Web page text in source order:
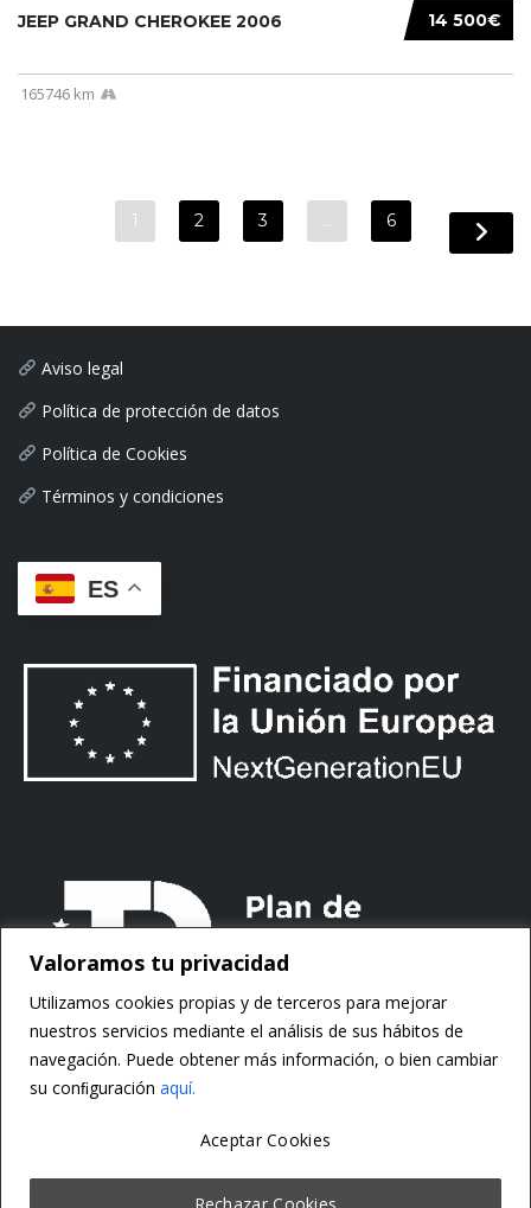
Valoramos tu privacidad
Utilizamos cookies propias y de terceros para mejorar
nuestros servicios mediante el análisis de sus hábitos de
navegación. Puede obtener más información, o bien cambiar
su conﬁguración aquí.
Rechazar Cookies
Aceptar Cookies
14 500€
JEEP GRAND CHEROKEE 2006
165746 km
1 2 3 … 6
Aviso legal
Política de protección de datos
Política de Cookies
Términos y condiciones
ES